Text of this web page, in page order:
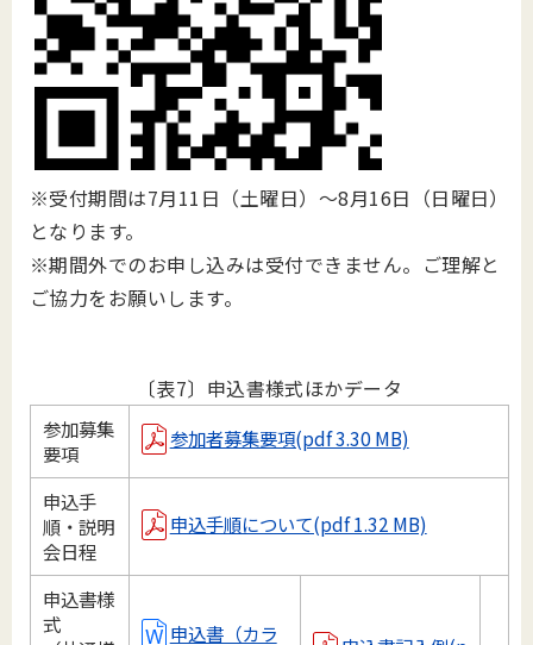
※受付期間は7月11日（土曜日）～8月16日（日曜日）
となります。
※期間外でのお申し込みは受付できません。ご理解と
ご協力をお願いします。
〔表7〕申込書様式ほかデータ
参加募集
要項
参加者募集要項(pdf 3.30 MB)
申込手
順・説明
会日程
申込手順について(pdf 1.32 MB)
申込書様
式
申込書（カラ